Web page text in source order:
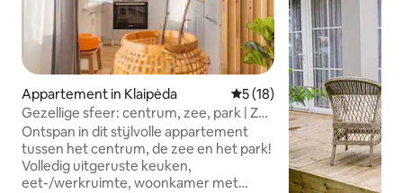
Appartement in Klaipėda Gemiddelde beoordeling
5 (18)
Gezellige sfeer: centrum, zee, park | Zelf
inchecken
Ontspan in dit stijlvolle appartement
tussen het centrum, de zee en het park!
Volledig uitgeruste keuken,
eet-/werkruimte, woonkamer met